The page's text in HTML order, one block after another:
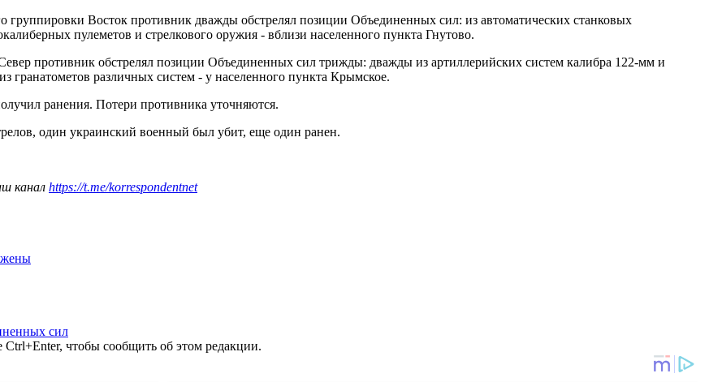
группировки Восток противник дважды обстрелял позиции Объединенных сил: из автоматических станковых
пулеметов и стрелкового оружия - вблизи населенного пункта Гнутово.
противник обстрелял позиции Объединенных сил трижды: дважды из артиллерийских систем калибра 122-мм и
гранатометов различных систем - у населенного пункта Крымское.
ранения. Потери противника уточняются.
один украинский военный был убит, еще один ранен.
канал https://t.me/korrespondentnet
сил
чтобы сообщить об этом редакции.